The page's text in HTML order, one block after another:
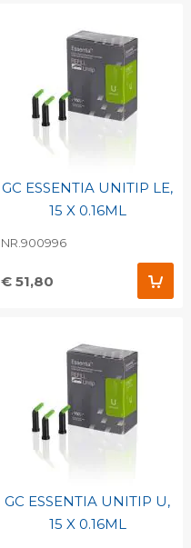
GC ESSENTIA UNITIP LE,
15 X 0.16ML
NR.900996
€ 51,80
GC ESSENTIA UNITIP U,
15 X 0.16ML